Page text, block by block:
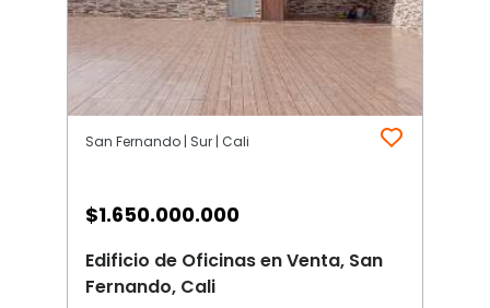
San Fernando | Sur | Cali
$1.650.000.000
Edificio de Oficinas en Venta, San
Fernando, Cali